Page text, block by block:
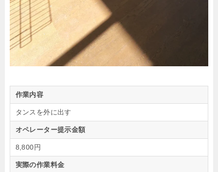
作業内容
タンスを外に出す
オペレーター提示金額
8,800円
実際の作業料金